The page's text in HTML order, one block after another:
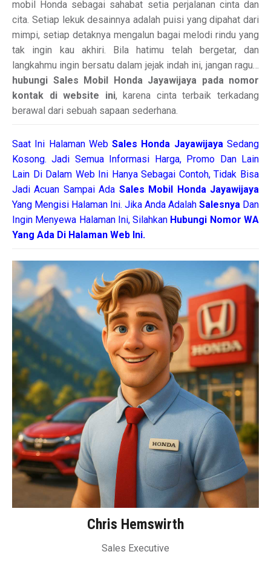
mobil Honda sebagai sahabat setia perjalanan cinta dan
cita. Setiap lekuk desainnya adalah puisi yang dipahat dari
mimpi, setiap detaknya mengalun bagai melodi rindu yang
tak ingin kau akhiri. Bila hatimu telah bergetar, dan
langkahmu ingin bersatu dalam jejak indah ini, jangan ragu…
hubungi Sales Mobil Honda Jayawijaya pada nomor
kontak di website ini, karena cinta terbaik terkadang
berawal dari sebuah sapaan sederhana.
Saat Ini Halaman WebSales Honda JayawijayaSedang
Kosong. Jadi Semua Informasi Harga, Promo Dan Lain
Lain Di Dalam Web Ini Hanya Sebagai Contoh, Tidak Bisa
Jadi Acuan Sampai Ada Sales Mobil Honda Jayawijaya
Yang Mengisi Halaman Ini. Jika Anda Adalah Salesnya Dan
Ingin Menyewa Halaman Ini, Silahkan Hubungi Nomor WA
Yang Ada Di Halaman Web Ini.
Chris Hemswirth
Sales Executive